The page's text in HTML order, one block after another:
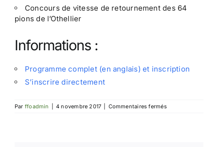
Concours de vitesse de retournement des 64
pions de l’Othellier
Informations :
Programme complet (en anglais) et inscription
S’inscrire directement
Par ffoadmin 4 novembre 2017 Commentaires ferméssur